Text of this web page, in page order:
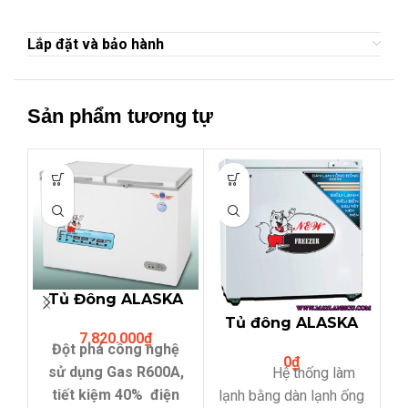
Lắp đặt và bảo hành
Sản phẩm tương tự
Tủ Đông ALASKA
Lit,hai ngăn đông
mát)
7.820.000₫
Đột phá công nghệ
sử dụng Gas R600A,
tiết kiệm 40% điện
Tủ đông ALASKA
Ống đồng)
0₫
Hệ thống làm
lạnh bằng dàn lạnh ống